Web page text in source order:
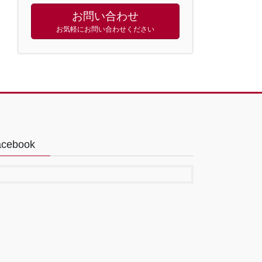
お問い合わせ
お気軽にお問い合わせください